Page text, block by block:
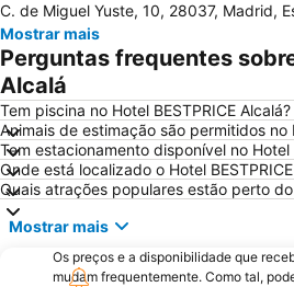
Estadio Metropolitano Metro Station
Metropolitano Metro Station
Estação de Atocha
De Chueca
Madrid
Madrid Arena
Parque Retiro
Caja Mágica
Chamberí
Calle Serrano
C. de Miguel Yuste, 10, 28037, Madrid,
Mostrar mais
Perguntas frequentes
Alcalá
Tem piscina no Hotel BESTPRICE Alcalá?
Animais de estimação são permitidos no
Tem estacionamento disponível no Hotel
Onde está localizado o Hotel
Quais atrações populares estão perto do
Mostrar mais
Os preços e a disponibilidade que
mudam frequentemente. Como tal,